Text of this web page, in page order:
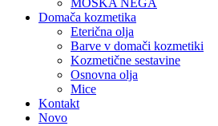
MOŠKA NEGA
Domača kozmetika
Eterična olja
Barve v domači kozmetiki
Kozmetične sestavine
Osnovna olja
Mice
Kontakt
Novo